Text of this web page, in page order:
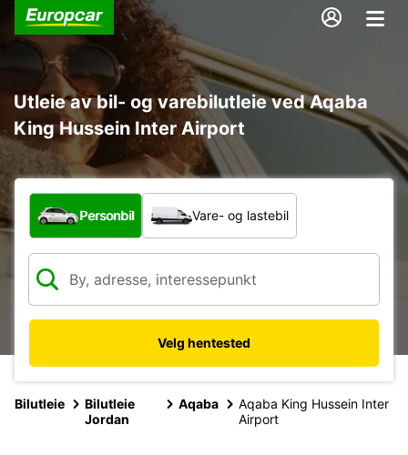
Utleie av bil- og varebilutleie ved Aqaba
King Hussein Inter Airport
Hvilken type bil?
Personbil Vare- og lastebil
Velg hentested
Bilutleie
Bilutleie
Jordan
Aqaba
Aqaba King Hussein Inter
Airport